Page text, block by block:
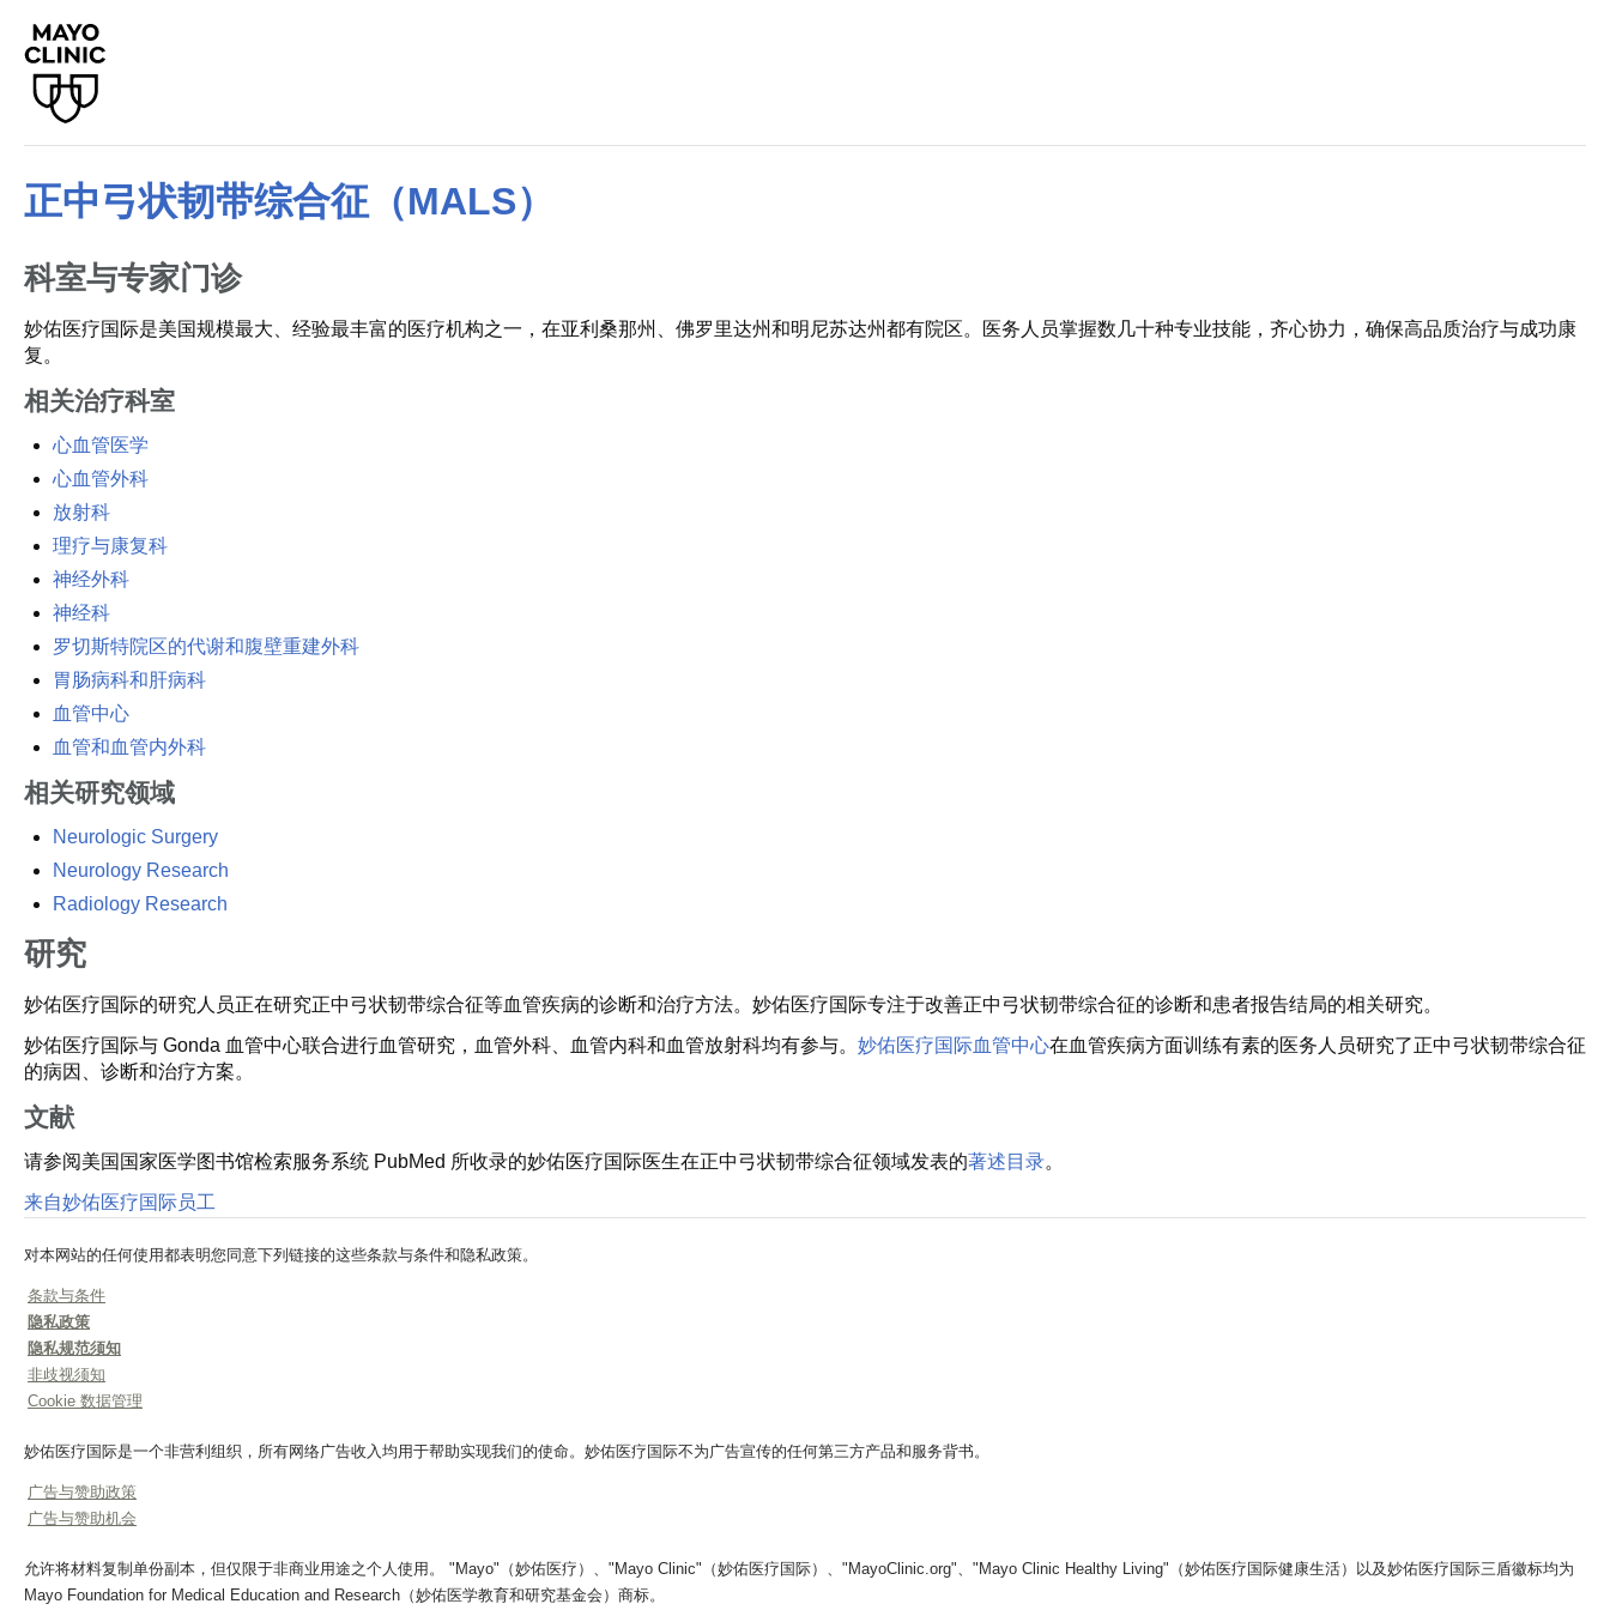
正中弓状韧带综合征（MALS）
科室与专家门诊
妙佑医疗国际是美国规模最大、经验最丰富的医疗机构之一，在亚利桑那州、佛罗里达州和明尼苏达州都有院区。医务人员掌握数几十种专业技能，齐心协力，确保高品质治疗与成功康
复。
相关治疗科室
心血管医学
心血管外科
放射科
理疗与康复科
神经外科
神经科
罗切斯特院区的代谢和腹壁重建外科
胃肠病科和肝病科
血管中心
血管和血管内外科
相关研究领域
Neurologic Surgery
Neurology Research
Radiology Research
研究
妙佑医疗国际的研究人员正在研究正中弓状韧带综合征等血管疾病的诊断和治疗方法。妙佑医疗国际专注于改善正中弓状韧带综合征的诊断和患者报告结局的相关研究。
妙佑医疗国际与 Gonda 血管中心联合进行血管研究，血管外科、血管内科和血管放射科均有参与。 妙佑医疗国际血管中心在血管疾病方面训练有素的医务人员研究了正中弓状韧带综合征
的病因、诊断和治疗方案。
文献
请参阅美国国家医学图书馆检索服务系统 PubMed 所收录的妙佑医疗国际医生在正中弓状韧带综合征领域发表的著述目录。
来自妙佑医疗国际员工
对本网站的任何使用都表明您同意下列链接的这些条款与条件和隐私政策。
条款与条件
隐私政策
隐私规范须知
非歧视须知
Cookie 数据管理
妙佑医疗国际是一个非营利组织，所有网络广告收入均用于帮助实现我们的使命。妙佑医疗国际不为广告宣传的任何第三方产品和服务背书。
广告与赞助政策
广告与赞助机会
允许将材料复制单份副本，但仅限于非商业用途之个人使用。 "Mayo"（妙佑医疗）、"Mayo Clinic"（妙佑医疗国际）、"MayoClinic.org"、"Mayo Clinic Healthy Living"（妙佑医疗国际健康生活）以及妙佑医疗国际三盾徽标均为
Mayo Foundation for Medical Education and Research（妙佑医学教育和研究基金会）商标。